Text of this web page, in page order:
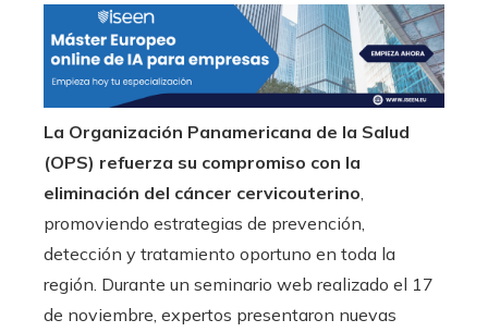
La Organización Panamericana de la Salud
(OPS) refuerza su compromiso con la
eliminación del cáncer cervicouterino
promoviendo estrategias de prevención,
detección y tratamiento oportuno en toda la
región. Durante un seminario web realizado el 17
de noviembre, expertos presentaron nuevas